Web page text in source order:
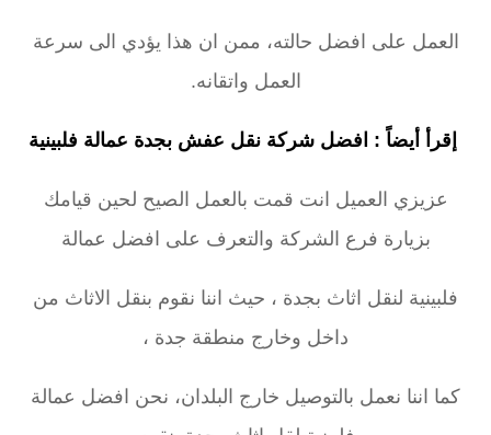
العمل على افضل حالته، ممن ان هذا يؤدي الى سرعة
العمل واتقانه.
إقرأ أيضاً : افضل شركة نقل عفش بجدة عمالة فلبينية
عزيزي العميل انت قمت بالعمل الصيح لحين قيامك
بزيارة فرع الشركة والتعرف على افضل عمالة
فلبينية لنقل اثاث بجدة ، حيث اننا نقوم بنقل الاثاث من
داخل وخارج منطقة جدة ،
كما اننا نعمل بالتوصيل خارج البلدان، نحن افضل عمالة